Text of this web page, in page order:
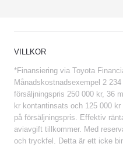
VILLKOR
*Finansiering via Toyota
Månadskostnadsexempel 2
försäljningspris 250 000 kr, 36
kr kontantinsats och 125 000
på försäljningspris. Effektiv
aviavgift tillkommer. Med
och tryckfel. Detta är ett icke